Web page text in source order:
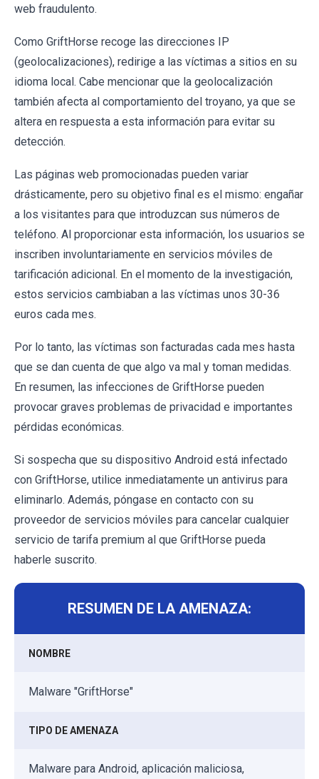
web fraudulento.
Como GriftHorse recoge las direcciones IP
(geolocalizaciones), redirige a las víctimas a sitios en su
idioma local. Cabe mencionar que la geolocalización
también afecta al comportamiento del troyano, ya que se
altera en respuesta a esta información para evitar su
detección.
Las páginas web promocionadas pueden variar
drásticamente, pero su objetivo final es el mismo: engañar
a los visitantes para que introduzcan sus números de
teléfono. Al proporcionar esta información, los usuarios se
inscriben involuntariamente en servicios móviles de
tarificación adicional. En el momento de la investigación,
estos servicios cambiaban a las víctimas unos 30-36
euros cada mes.
Por lo tanto, las víctimas son facturadas cada mes hasta
que se dan cuenta de que algo va mal y toman medidas.
En resumen, las infecciones de GriftHorse pueden
provocar graves problemas de privacidad e importantes
pérdidas económicas.
Si sospecha que su dispositivo Android está infectado
con GriftHorse, utilice inmediatamente un antivirus para
eliminarlo. Además, póngase en contacto con su
proveedor de servicios móviles para cancelar cualquier
servicio de tarifa premium al que GriftHorse pueda
haberle suscrito.
RESUMEN DE LA AMENAZA:
NOMBRE
Malware "GriftHorse"
TIPO DE AMENAZA
Malware para Android, aplicación maliciosa,